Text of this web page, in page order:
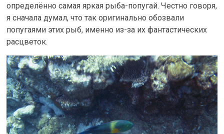
определённо самая яркая рыба-попугай. Честно говоря,
я сначала думал, что так оригинально обозвали
попугаями этих рыб, именно из-за их фантастических
расцветок.